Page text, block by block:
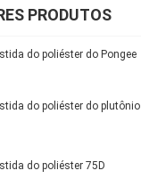
PRODUTOS
do poliéster do Pongee
do poliéster do plutônio
do poliéster 75D